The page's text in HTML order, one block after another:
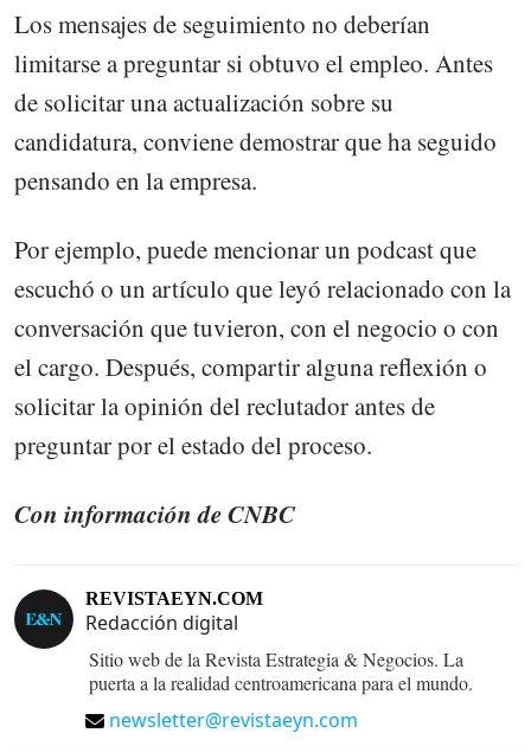
Los mensajes de seguimiento no deberían
limitarse a preguntar si obtuvo el empleo. Antes
de solicitar una actualización sobre su
candidatura, conviene demostrar que ha seguido
pensando en la empresa.
Por ejemplo, puede mencionar un podcast que
escuchó o un artículo que leyó relacionado con la
conversación que tuvieron, con el negocio o con
el cargo. Después, compartir alguna reflexión o
solicitar la opinión del reclutador antes de
preguntar por el estado del proceso.
Con información de CNBC
REVISTAEYN.COM
Redacción digital
Sitio web de la Revista Estrategia & Negocios. La
puerta a la realidad centroamericana para el mundo.
newsletter@revistaeyn.com